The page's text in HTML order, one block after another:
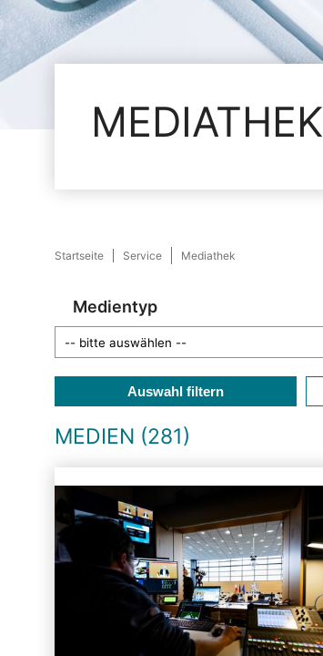
MEDIATHEK
Startseite Service Mediathek
Medientyp
Auswahl filtern
MEDIEN (281)